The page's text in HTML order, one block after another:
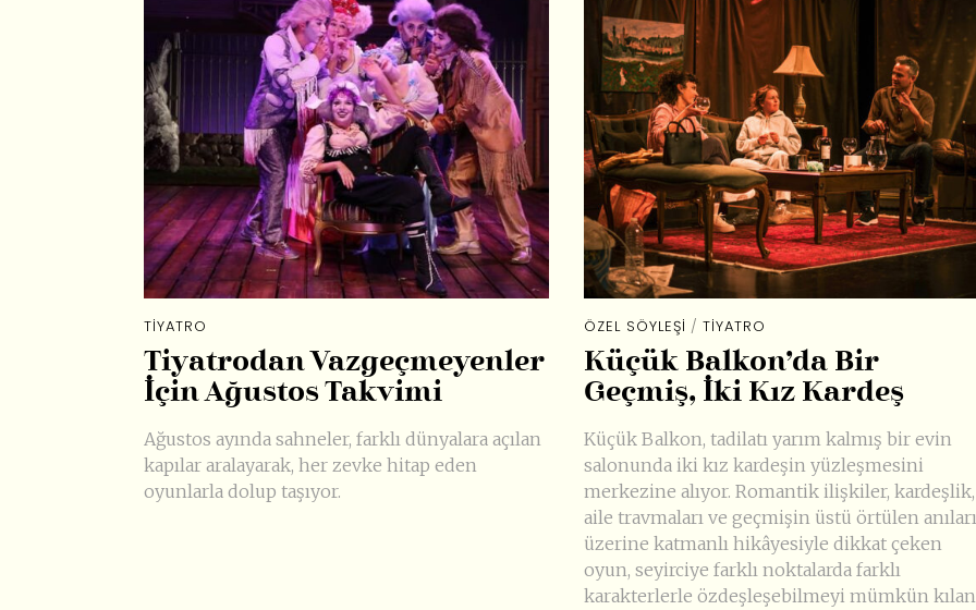
TIYATRO
Tiyatrodan Vazgeçmeyenler
İçin Ağustos Takvimi
Ağustos ayında sahneler, farklı dünyalara açılan
kapılar aralayarak, her zevke hitap eden
oyunlarla dolup taşıyor.
ÖZEL SÖYLEŞI / TIYATRO
Küçük Balkon’da Bir
Geçmiş, İki Kız Kardeş
Küçük Balkon, tadilatı yarım kalmış bir evin
salonunda iki kız kardeşin yüzleşmesini
merkezine alıyor. Romantik ilişkiler, kardeşlik,
aile travmaları ve geçmişin üstü örtülen anıları
üzerine katmanlı hikâyesiyle dikkat çeken
oyun, seyirciye farklı noktalarda farklı
karakterlerle özdeşleşebilmeyi mümkün kılan